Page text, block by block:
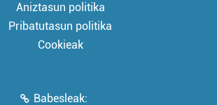
Aniztasun politika
Pribatutasun politika
Cookieak
Babesleak: